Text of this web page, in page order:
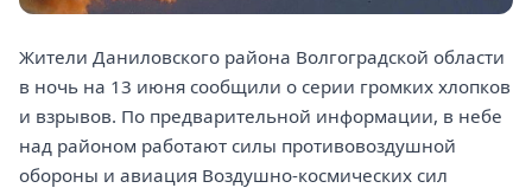
Жители Даниловского района Волгоградской области
в ночь на 13 июня сообщили о серии громких хлопков
и взрывов. По предварительной информации, в небе
над районом работают силы противовоздушной
обороны и авиация Воздушно-космических сил